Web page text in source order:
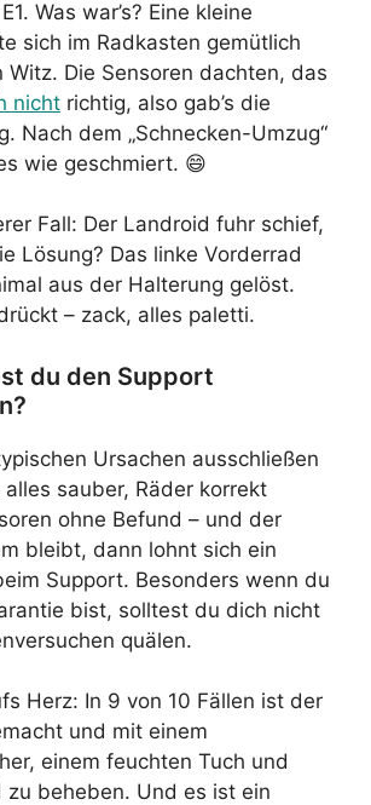
Was war’s? Eine kleine
sich im Radkasten gemütlich
Witz. Die Sensoren dachten, das
nicht richtig, also gab’s die
Nach dem „Schnecken-Umzug“
wie geschmiert. 😄
Fall: Der Landroid fuhr schief,
Lösung? Das linke Vorderrad
aus der Halterung gelöst.
– zack, alles paletti.
du den Support
Ursachen ausschließen
sauber, Räder korrekt
ohne Befund – und der
bleibt, dann lohnt sich ein
Support. Besonders wenn du
bist, solltest du dich nicht
quälen.
Herz: In 9 von 10 Fällen ist der
und mit einem
einem feuchten Tuch und
zu beheben. Und es ist ein